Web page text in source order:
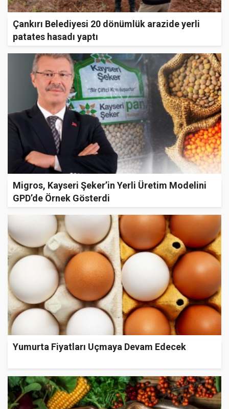
Çankırı Belediyesi 20 dönümlük arazide yerli
patates hasadı yaptı
Migros, Kayseri Şeker’in Yerli Üretim Modelini
GPD’de Örnek Gösterdi
Yumurta Fiyatları Uçmaya Devam Edecek